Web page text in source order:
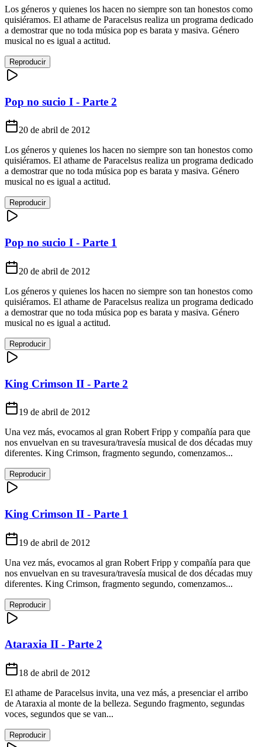
Los géneros y quienes los hacen no siempre son tan honestos como
quisiéramos. El athame de Paracelsus realiza un programa dedicado
a demostrar que no toda música pop es barata y masiva. Género
musical no es igual a actitud.
Reproducir
Pop no sucio I - Parte 2
20 de abril de 2012
Los géneros y quienes los hacen no siempre son tan honestos como
quisiéramos. El athame de Paracelsus realiza un programa dedicado
a demostrar que no toda música pop es barata y masiva. Género
musical no es igual a actitud.
Reproducir
Pop no sucio I - Parte 1
20 de abril de 2012
Los géneros y quienes los hacen no siempre son tan honestos como
quisiéramos. El athame de Paracelsus realiza un programa dedicado
a demostrar que no toda música pop es barata y masiva. Género
musical no es igual a actitud.
Reproducir
King Crimson II - Parte 2
19 de abril de 2012
Una vez más, evocamos al gran Robert Fripp y compañía para que
nos envuelvan en su travesura/travesía musical de dos décadas muy
diferentes. King Crimson, fragmento segundo, comenzamos...
Reproducir
King Crimson II - Parte 1
19 de abril de 2012
Una vez más, evocamos al gran Robert Fripp y compañía para que
nos envuelvan en su travesura/travesía musical de dos décadas muy
diferentes. King Crimson, fragmento segundo, comenzamos...
Reproducir
Ataraxia II - Parte 2
18 de abril de 2012
El athame de Paracelsus invita, una vez más, a presenciar el arribo
de Ataraxia al monte de la belleza. Segundo fragmento, segundas
voces, segundos que se van...
Reproducir